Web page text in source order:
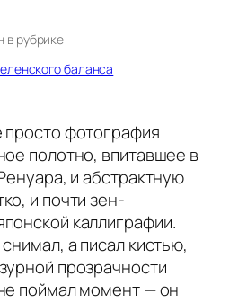
рубрике
баланса
фотография
полотно, впитавшее в
и абстрактную
и почти зен-
каллиграфии.
а писал кистью,
прозрачности
поймал момент — он